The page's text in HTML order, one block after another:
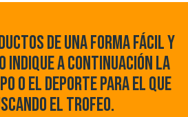
DE UNA FORMA FÁCIL Y
INDIQUE A CONTINUACIÓN LA
O EL DEPORTE PARA EL QUE
EL TROFEO.